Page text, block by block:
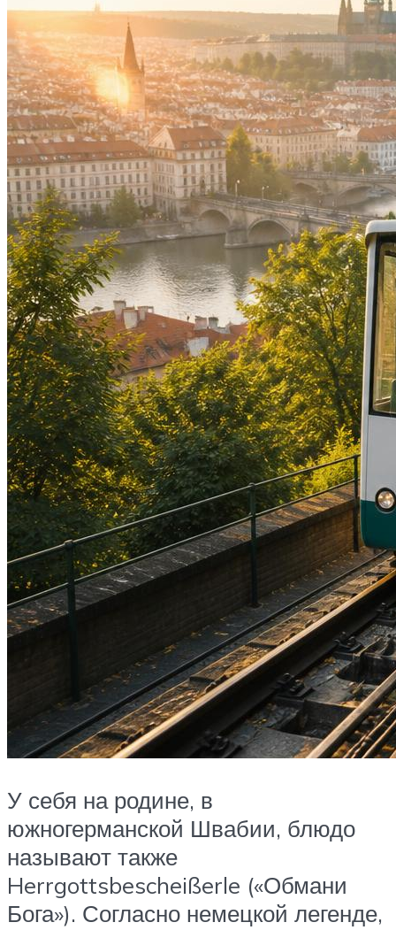
У себя на родине, в
южногерманской Швабии, блюдо
называют также
Herrgottsbescheißerle («Обмани
Бога»). Согласно немецкой легенде,